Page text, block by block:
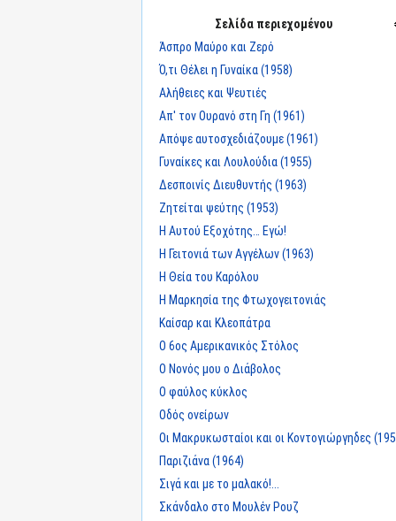
Σελίδα περιεχομένου
Άσπρο Μαύρο και Ζερό
Ό,τι Θέλει η Γυναίκα (1958)
Αλήθειες και Ψευτιές
Απ' τον Ουρανό στη Γη (1961)
Απόψε αυτοσχεδιάζουμε (1961)
Γυναίκες και Λουλούδια (1955)
Δεσποινίς Διευθυντής (1963)
Ζητείται ψεύτης (1953)
Η Αυτού Εξοχότης… Εγώ!
Η Γειτονιά των Αγγέλων (1963)
Η Θεία του Καρόλου
Η Μαρκησία της Φτωχογειτονιάς
Καίσαρ και Κλεοπάτρα
Ο 6ος Αμερικανικός Στόλος
Ο Νονός μου ο Διάβολος
Ο φαύλος κύκλος
Οδός ονείρων
Οι Μακρυκωσταίοι και οι Κοντογιώργηδες
Παριζιάνα (1964)
Σιγά και με το μαλακό!...
Σκάνδαλο στο Μουλέν Ρουζ